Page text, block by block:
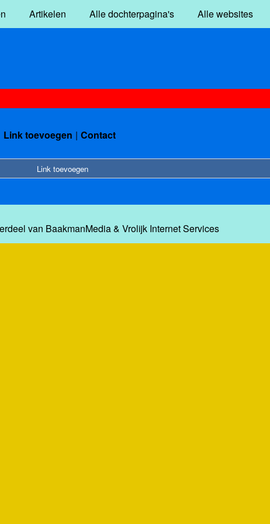
Artikelen Alle dochterpagina's Alle websites
Link toevoegen Contact
Link toevoegen
van BaakmanMedia& Vrolijk Internet Services